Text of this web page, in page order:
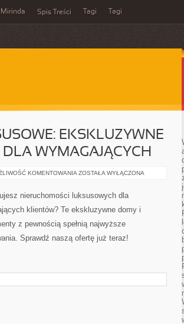
Mirinda Spis Treści Tagi Tagi
EKSKLUZYWNE
WYMAGAJĄCYCH
KOMENTOWANIA NIERUCHOMOŚCI
DOMY
I
DLA
ZOSTAŁA WYŁĄCZONA
nieruchomości luksusowych dla
klientów? Te ekskluzywne domy i
z pewnością spełnią najwyższe
Sprawdź naszą ofertę już teraz!